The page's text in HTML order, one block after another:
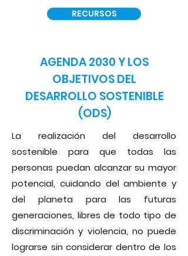
RECURSOS
AGENDA 2030 Y LOS
OBJETIVOS DEL
DESARROLLO SOSTENIBLE
(ODS)
La realización del desarrollo
sostenible para que todas las
personas puedan alcanzar su mayor
potencial, cuidando del ambiente y
del planeta para las futuras
generaciones, libres de todo tipo de
discriminación y violencia, no puede
lograrse sin considerar dentro de los